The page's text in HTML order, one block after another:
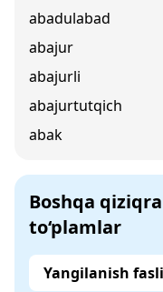
abadulabad
abajur
abajurli
abajurtutqich
abak
Boshqa
to‘plamlar
Yangilanish